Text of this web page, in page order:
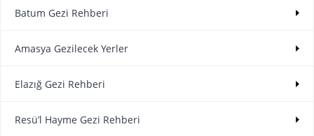
Batum Gezi Rehberi
Amasya Gezilecek Yerler
Elazığ Gezi Rehberi
Resü’l Hayme Gezi Rehberi